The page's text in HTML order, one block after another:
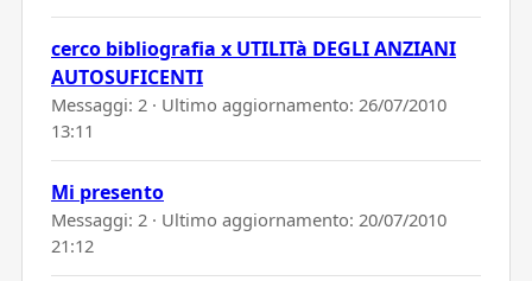
cerco bibliografia x UTILITà DEGLI ANZIANI
AUTOSUFICENTI
Messaggi: 2 · Ultimo aggiornamento: 26/07/2010
13:11
Mi presento
Messaggi: 2 · Ultimo aggiornamento: 20/07/2010
21:12